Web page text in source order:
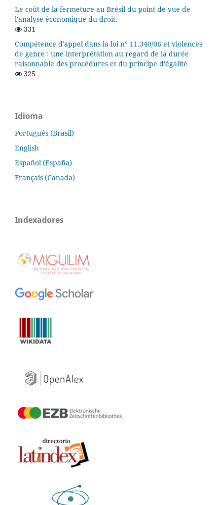
Le coût de la fermeture au Brésil du point de vue de
l'analyse économique du droit.
331
Compétence d'appel dans la loi n° 11.340/06 et violences
de genre : une interprétation au regard de la durée
raisonnable des procédures et du principe d'égalité
325
Idioma
Português (Brasil)
English
Español (España)
Français (Canada)
Indexadores